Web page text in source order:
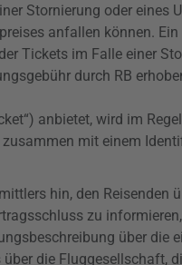
Stornierung oder eines
anfallen können.
Tickets im Falle einer
durch RB
anbietet, wird im
mit einem
hin, den Reisenden
zu
über die
die Fluggesellschaft,